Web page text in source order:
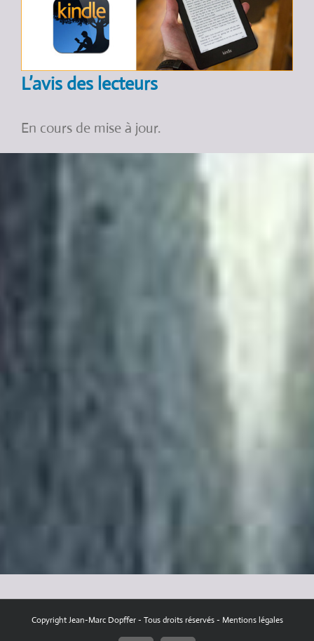
L’avis des lecteurs
En cours de mise à jour.
Copyright Jean-Marc Dopffer - Tous droits réservés - Mentions légales